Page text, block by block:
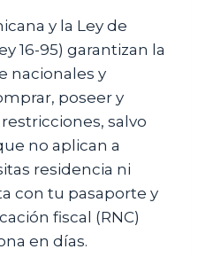
y la Ley de
16-95) garantizan la
nacionales y
poseer y
salvo
no aplican a
residencia ni
con tu pasaporte y
fiscal (RNC)
en días.